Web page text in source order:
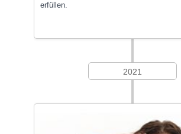
erfüllen.
2021